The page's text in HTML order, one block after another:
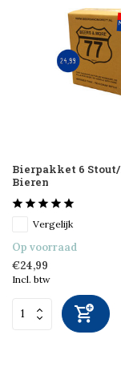
Bierpakket 6
Bieren
Vergelijk
Op voorraad
€24,99
Incl. btw